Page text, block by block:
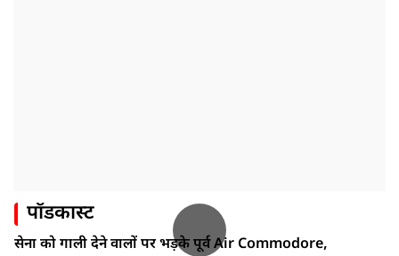
पॉडकास्ट
सेना को गाली देने वालों पर भड़के पूर्व Air Commodore,